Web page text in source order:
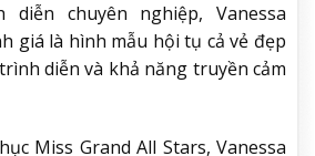
diễn chuyên nghiệp, Vanessa
giá là hình mẫu hội tụ cả vẻ đẹp
diễn và khả năng truyền cảm
Miss Grand All Stars, Vanessa